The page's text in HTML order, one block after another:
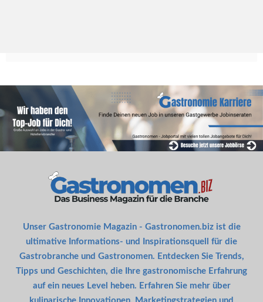
Unser Gastronomie Magazin - Gastronomen.biz ist die
ultimative Informations- und Inspirationsquell für die
Gastrobranche und Gastronomen. Entdecken Sie Trends,
Tipps und Geschichten, die Ihre gastronomische Erfahrung
auf ein neues Level heben. Erfahren Sie mehr über